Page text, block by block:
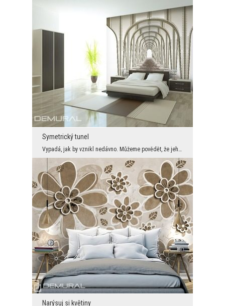
Symetrický tunel
Vypadá, jak by vznikl nedávno. Můžeme povědět, že jeho části jsou hodně moderní. Tunel vypadá, ja...
Narýsuj si květiny